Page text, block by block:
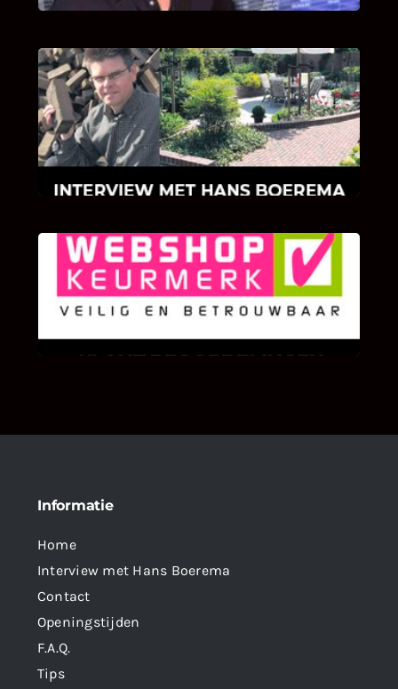
INTERVIEW MET HANS BOEREMA
Hoe Bricks and Stones ontstaan is en wat
Hans Boerema motiveert in de wereld van
klinkers en tegels!
KLANT BEOORDELINGEN
We zijn er zeer op gesteld om te weten wat u
als klant van ons en onze diensten vindt.
Informatie
Home
Interview met Hans Boerema
Contact
Openingstijden
F.A.Q.
Tips